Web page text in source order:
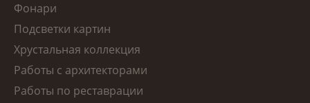
Фонари
Подсветки картин
Хрустальная коллекция
Работы с архитекторами
Работы по реставрации